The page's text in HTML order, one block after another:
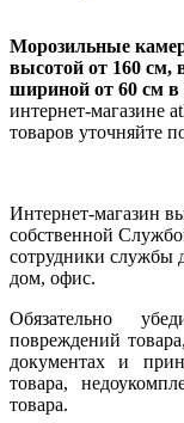
Морозильные
высотой от 160 см,
шириной от 60 см в
интернет-магазине
товаров уточняйте
Интернет-магазин
собственной
сотрудники службы
дом, офис.
Обязательно
повреждений
документах и
товара,
товара.